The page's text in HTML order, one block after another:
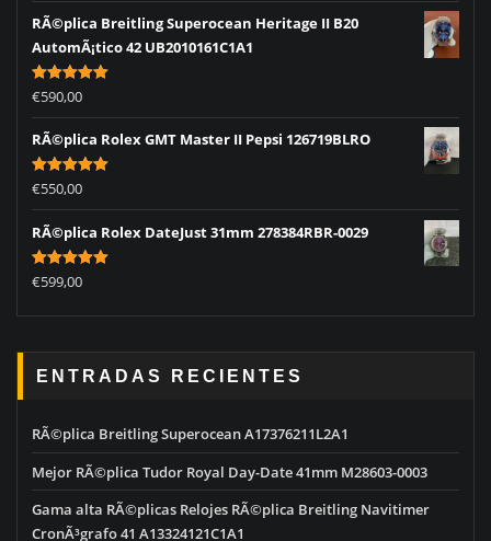
RÃ©plica Breitling Superocean Heritage II B20
AutomÃ¡tico 42 UB2010161C1A1
Rated5.00
out of 5
€590,00
RÃ©plica Rolex GMT Master II Pepsi 126719BLRO
Rated5.00
out of 5
€550,00
RÃ©plica Rolex DateJust 31mm 278384RBR-0029
Rated5.00
out of 5
€599,00
ENTRADAS RECIENTES
RÃ©plica Breitling Superocean A17376211L2A1
Mejor RÃ©plica Tudor Royal Day-Date 41mm M28603-0003
Gama alta RÃ©plicas Relojes RÃ©plica Breitling Navitimer
CronÃ³grafo 41 A13324121C1A1